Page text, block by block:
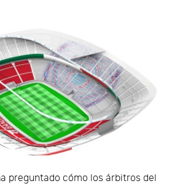
preguntado cómo los árbitros del